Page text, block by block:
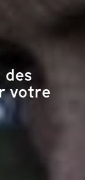
votre